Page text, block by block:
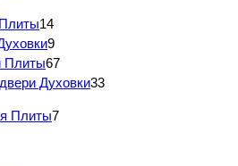
14
9
Плиты67
Духовки33
Плиты7